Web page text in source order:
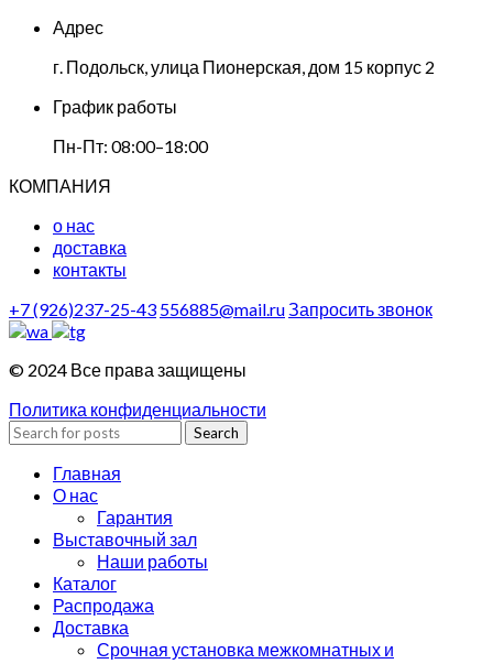
Адрес
г. Подольск, улица Пионерская, дом 15 корпус 2
График работы
Пн-Пт: 08:00–18:00
КОМПАНИЯ
о нас
доставка
контакты
+7 (926)237-25-43 556885@mail.ruЗапросить звонок
© 2024 Все права защищены
Политика конфиденциальности
Search
Главная
О нас
Гарантия
Выставочный зал
Наши работы
Каталог
Распродажа
Доставка
Срочная установка межкомнатных и